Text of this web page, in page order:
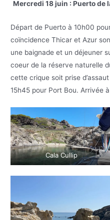
Mercredi 18 juin : Puerto de
Départ de Puerto à 10h00
coïncidence Thicar et Azur
une baignade et un déjeuner
coeur de la réserve naturelle
cette crique soit prise
15h45 pour Port Bou. Arrivée à
Cala Cullip